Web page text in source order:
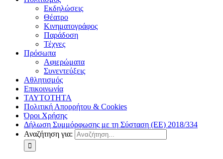
Εκδηλώσεις
Θέατρο
Κινηματογράφος
Παράδοση
Τέχνες
Πρόσωπα
Αφιερώματα
Συνεντεύξεις
Αθλητισμός
Επικοινωνία
ΤΑΥΤΟΤΗΤΑ
Πολιτική Απορρήτου & Cookies
Όροι Χρήσης
Δήλωση Συμμόρφωσης με τη Σύσταση (ΕΕ) 2018/334
Αναζήτηση για: